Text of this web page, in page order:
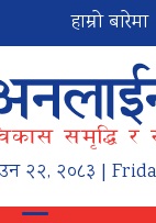
हाम्रो बारेमा
२२, २०८३ |